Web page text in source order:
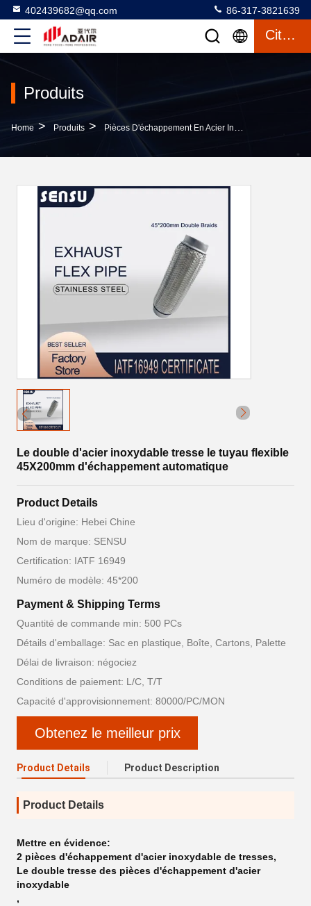
402439682@qq.com 86-317-3821639
Citation
Produits
Home > Produits > Pièces D'échappement En Acier Inoxydable
Le double d'acier inoxydable tresse le tuyau flexible
45X200mm d'échappement automatique
Product Details
Lieu d'origine: Hebei Chine
Nom de marque: SENSU
Certification: IATF 16949
Numéro de modèle: 45*200
Payment & Shipping Terms
Quantité de commande min: 500 PCs
Détails d'emballage: Sac en plastique, Boîte, Cartons, Palette
Délai de livraison: négociez
Conditions de paiement: L/C, T/T
Capacité d'approvisionnement: 80000/PC/MON
Obtenez le meilleur prix
Product Details Product Description
Product Details
Mettre en évidence:
2 pièces d'échappement d'acier inoxydable de tresses,
Le double tresse des pièces d'échappement d'acier
inoxydable
,